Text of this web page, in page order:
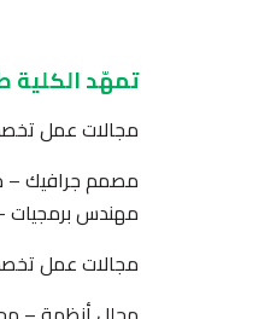
درجة
21 ساعة معتمدة لمتطلبات الجامعة
42 ساعة معتمدة لمتطلبات الكلية
77 ساعة معتمدة لمتطلبات القسم (65 إجبارية + 12 اختيارية)
تمهّد الكلية
مجالات عمل
مصمم جرافيك –
مهندس برمجيات
مجالات عمل